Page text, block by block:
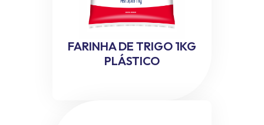
FARINHA DE TRIGO 1KG
PLÁSTICO